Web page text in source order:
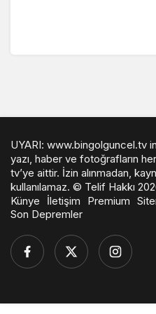
UYARI: www.bingolguncel.tv
yazı, haber ve fotoğrafların
tv’ye aittir. İzin alınmadan,
kullanılamaz. © Telif Hakkı
Künye
İletişim Premium
Son Depremler